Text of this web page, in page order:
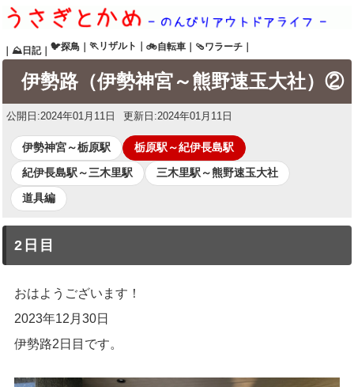
⛰日記｜ 🐦探鳥 🏃リザルト 🚲自転車 🩴ワラーチ
伊勢路（伊勢神宮～熊野速玉大社）②
公開日:2024年01月11日 更新日:2024年01月11日
伊勢神宮～栃原駅
栃原駅～紀伊長島駅
紀伊長島駅～三木里駅
三木里駅～熊野速玉大社
道具編
2日目
おはようございます！
2023年12月30日
伊勢路2日目です。